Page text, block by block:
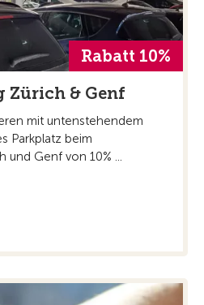
Rabatt 10%
& Genf
mit untenstehendem
Parkplatz beim
und Genf von 10% ...